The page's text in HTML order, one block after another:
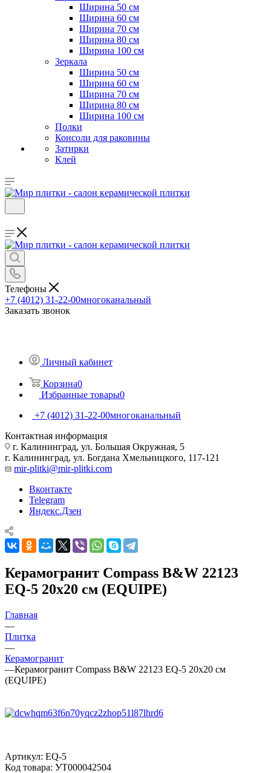
Ширина 50 см
Ширина 60 см
Ширина 70 см
Ширина 80 см
Ширина 100 см
Зеркала
Ширина 50 см
Ширина 60 см
Ширина 70 см
Ширина 80 см
Ширина 100 см
Полки
Консоли для раковины
Затирки
Клей
Телефоны
+7 (4012) 31-22-00многоканальный
Заказать звонок
Личный кабинет
Корзина0
Избранные товары0
+7 (4012) 31-22-00многоканальный
Контактная информация
г. Калининград, ул. Большая Окружная, 5
г. Калининград, ул. Богдана Хмельницкого, 117-121
mir-plitki@mir-plitki.com
Вконтакте
Telegram
Яндекс.Дзен
Керамогранит Compass B&W 22123
EQ-5 20x20 см (EQUIPE)
Главная
—
Плитка
—
Керамогранит
—Керамогранит Compass B&W 22123 EQ-5 20x20 см
(EQUIPE)
Артикул: EQ-5
Код товара: УТ000042504